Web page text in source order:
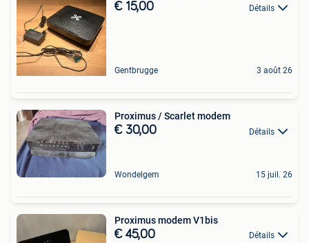
€ 15,00 Détails
Gentbrugge 3 août 26
Proximus / Scarlet modem
€ 30,00 Détails
Wondelgem 15 juil. 26
Proximus modem V1bis
€ 45,00 Détails